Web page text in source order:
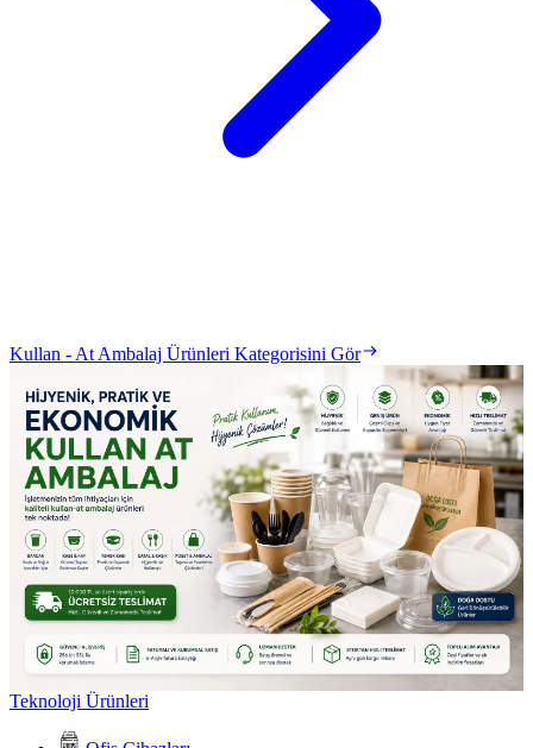
Kullan - At Ambalaj Ürünleri Kategorisini Gör
Teknoloji Ürünleri